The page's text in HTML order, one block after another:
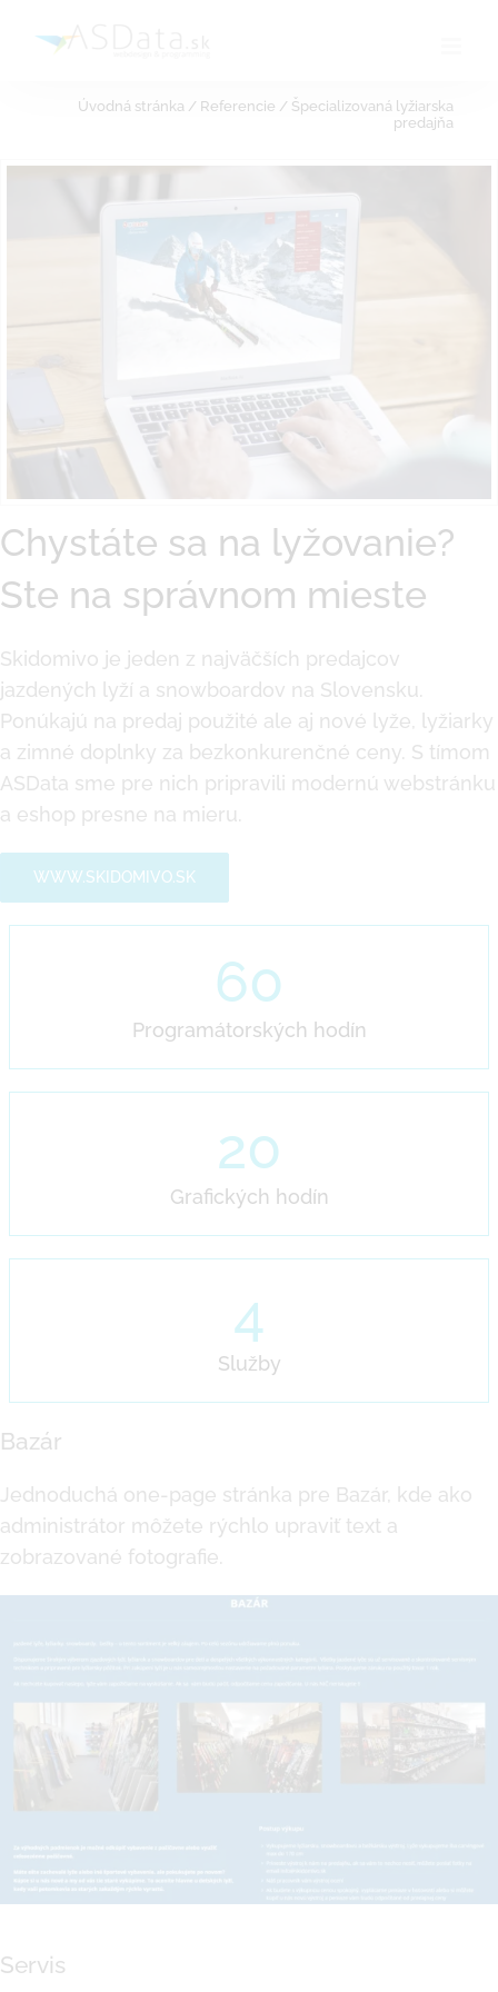
Úvodná stránka / Referencie / Špecializovaná lyžiarska
predajňa
Chystáte sa na lyžovanie?
Ste na správnom mieste
Skidomivo je jeden z najväčších predajcov
jazdených lyží a snowboardov na Slovensku.
Ponúkajú na predaj použité ale aj nové lyže, lyžiarky
a zimné doplnky za bezkonkurenčné ceny. S tímom
ASData sme pre nich pripravili modernú webstránku
a eshop presne na mieru.
WWW.SKIDOMIVO.SK
60
Programátorských hodín
20
Grafických hodín
4
Služby
Bazár
Jednoduchá one-page stránka pre Bazár, kde ako
administrátor môžete rýchlo upraviť text a
zobrazované fotografie.
Servis